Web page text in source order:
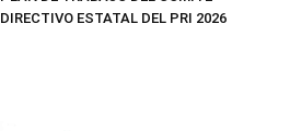
DIRECTIVO ESTATAL DEL PRI 2026